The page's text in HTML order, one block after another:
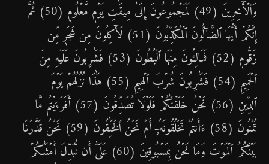
وَٱلۡأٓخِرِينَ (49) لَمَجۡمُوعُونَ إِلَىٰ مِيقَٰتِ يَوۡمٖ مَّعۡلُومٖ (50) ثُمَّ
إِنَّكُمۡ أَيُّهَا ٱلضَّآلُّونَ ٱلۡمُكَذِّبُونَ (51) لَأٓكِلُونَ مِن شَجَرٖ مِّن
زَقُّومٖ (52) فَمَالِـُٔونَ مِنۡهَا ٱلۡبُطُونَ (53) فَشَٰرِبُونَ عَلَيۡهِ مِنَ
ٱلۡحَمِيمِ (54) فَشَٰرِبُونَ شُرۡبَ ٱلۡهِيمِ (55) هَٰذَا نُزُلُهُمۡ يَوۡمَ
ٱلدِّينِ (56) نَحۡنُ خَلَقۡنَٰكُمۡ فَلَوۡلَا تُصَدِّقُونَ (57) أَفَرَءَيۡتُم مَّا
تُمۡنُونَ (58) ءَأَنتُمۡ تَخۡلُقُونَهُۥٓ أَمۡ نَحۡنُ ٱلۡخَٰلِقُونَ (59) نَحۡنُ قَدَّرۡنَا
بَيۡنَكُمُ ٱلۡمَوۡتَ وَمَا نَحۡنُ بِمَسۡبُوقِينَ (60) عَلَىٰٓ أَن نُّبَدِّلَ أَمۡثَٰلَكُمۡ